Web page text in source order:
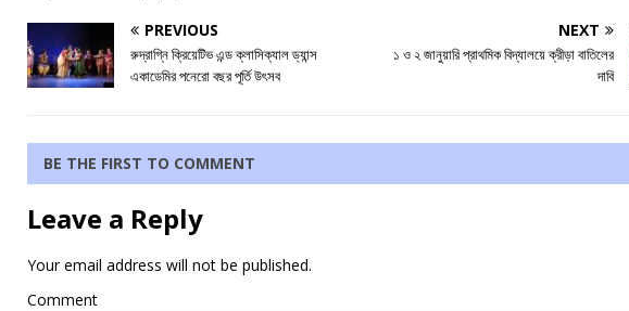
PREVIOUS
রুদ্রাগ্নি ক্রিয়েটিভ এন্ড ক্লাসিক্যাল ড্যান্স
একাডেমির পনেরো বছর পূর্তি উৎসব
NEXT
১ ও ২ জানুয়ারি প্রাথমিক বিদ্যালয়ে ক্রীড়া বাতিলের
দাবি
BE THE FIRST TO COMMENT
Leave a Reply
Your email address will not be published.
Comment